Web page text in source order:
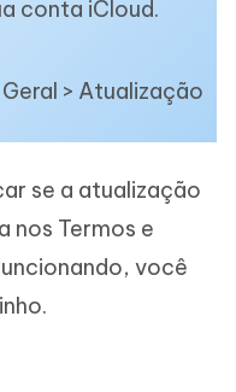
conta iCloud.
> Atualização
se a atualização
nos Termos e
você